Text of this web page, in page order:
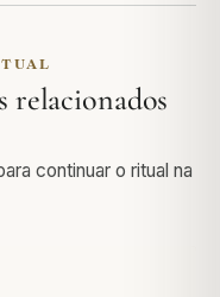
relacionados
continuar o ritual na